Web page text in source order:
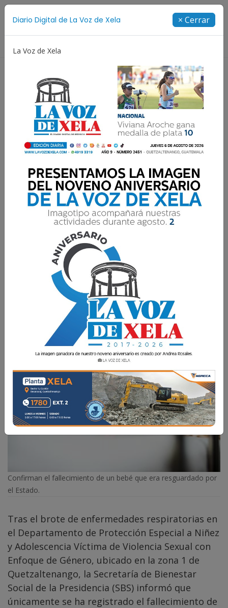
Diario Digital de La Voz de Xela × Cerrar
La Voz de Xela
Un bebé muere por
neumonía tras brote en
resguardo de Xela
Además, la entidad aclaró que ante rumores
sobre la supuesta muerte de tres menores, solo
se ha confirmado un fallecimiento.
La Voz de Xela 30 Julio 2025 11:19
Confirman el fallecimiento de un bebé que era resguardado por
el Estado.
Tras el brote de enfermedades respiratorias en
el Departamento de Protección Especial a Niñez
y Adolescencia Víctima de Violencia Sexual con
Enfoque de Género, ubicado en la zona 1 de
Quetzaltenango, la Secretaría de Bienestar
Social de la Presidencia (SBS) informó que
únicamente se ha registrado el fallecimiento de